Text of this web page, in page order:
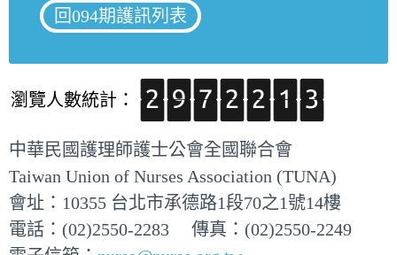
回094期護訊列表
瀏覽人數統計：
中華民國護理師護士公會全國聯合會
Taiwan Union of Nurses Association (TUNA)
會址：10355 台北市承德路1段70之1號14樓
電話：(02)2550-2283 傳真：(02)2550-2249